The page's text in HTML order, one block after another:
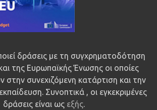
δράσεις με τη συγχρηματοδότηση
της Ευρωπαϊκής Ένωσης οι οποίες
στην συνεχιζόμενη κατάρτιση και την
Συνοπτικά , οι εγκεκριμένες
δράσεις είναι ως εξής